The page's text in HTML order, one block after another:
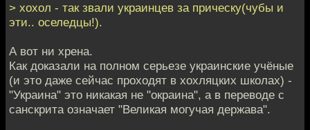
> хохол - так звали украинцев за прическу(чубы и
эти.. оселедцы!).
А вот ни хрена.
Как доказали на полном серьезе украинские учёные
(и это даже сейчас проходят в хохляцких школах) -
"Украина" это никакая не "окраина", а в переводе с
санскрита означает "Великая могучая держава".